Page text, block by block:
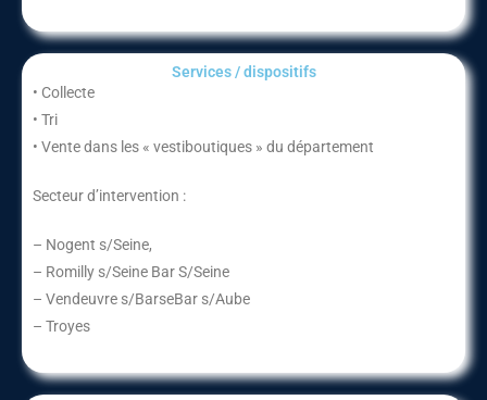
Services / dispositifs​
• Collecte
• Tri
• Vente dans les « vestiboutiques » du département
Secteur d’intervention :
– Nogent s/Seine,
– Romilly s/Seine Bar S/Seine
– Vendeuvre s/BarseBar s/Aube
– Troyes